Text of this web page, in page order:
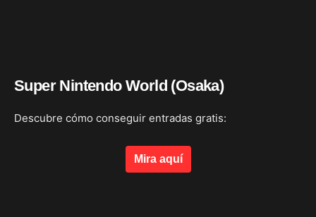
Super Nintendo World (Osaka)
Descubre cómo conseguir entradas gratis:
Mira aquí